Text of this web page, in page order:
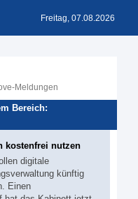
Freitag, 07.08.2026
Meldungen
Bereich:
kostenfrei nutzen
digitale
künftig
Einen